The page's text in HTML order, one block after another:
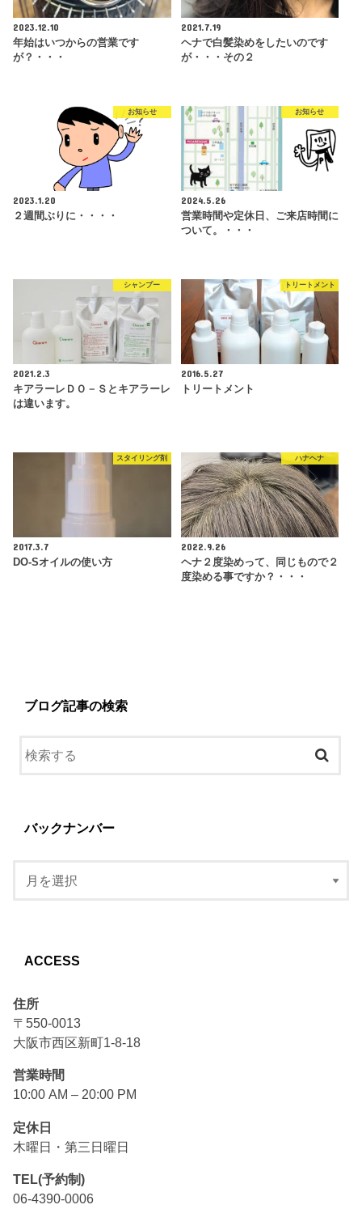
2023.12.10
年始はいつからの営業です
が？・・・
2021.7.19
ヘナで白髪染めをしたいのです
が・・・その２
お知らせ
2023.1.20
２週間ぶりに・・・・
お知らせ
2024.5.26
営業時間や定休日、ご来店時間に
ついて。・・・
シャンプー
2021.2.3
キアラーレＤＯ－Ｓとキアラーレ
は違います。
トリートメント
2016.5.27
トリートメント
スタイリング剤
2017.3.7
DO-Sオイルの使い方
ハナヘナ
2022.9.26
ヘナ２度染めって、同じもので２
度染める事ですか？・・・
ブログ記事の検索
バックナンバー
ACCESS
住所
〒550-0013
大阪市西区新町1-8-18
営業時間
10:00 AM – 20:00 PM
定休日
木曜日・第三日曜日
TEL(予約制)
06-4390-0006